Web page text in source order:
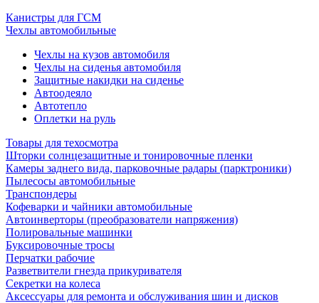
Канистры для ГСМ
Чехлы автомобильные
Чехлы на кузов автомобиля
Чехлы на сиденья автомобиля
Защитные накидки на сиденье
Автоодеяло
Автотепло
Оплетки на руль
Товары для техосмотра
Шторки солнцезащитные и тонировочные пленки
Камеры заднего вида, парковочные радары (парктроники)
Пылесосы автомобильные
Транспондеры
Кофеварки и чайники автомобильные
Автоинверторы (преобразователи напряжения)
Полировальные машинки
Буксировочные тросы
Перчатки рабочие
Разветвители гнезда прикуривателя
Секретки на колеса
Аксессуары для ремонта и обслуживания ‎шин и дисков